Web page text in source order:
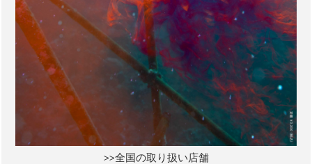
>>全国の取り扱い店舗